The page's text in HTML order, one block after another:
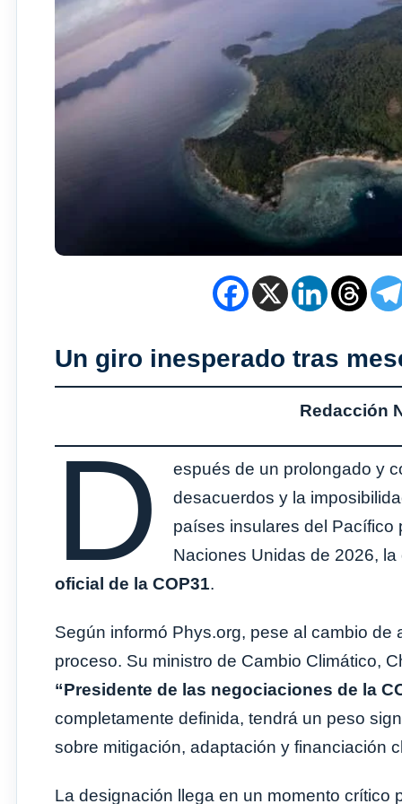
Un giro inesperado tras
Redacción
D
espués de un prolongado y
desacuerdos y la
países insulares del Pacífico
Naciones Unidas de 2026,
oficial de la COP31.
Según informó Phys.org, pese al cambio
proceso. Su ministro de Cambio Climático,
“Presidente de las negociaciones de la
completamente definida, tendrá un peso
sobre mitigación, adaptación y financiación
La designación llega en un momento crítico